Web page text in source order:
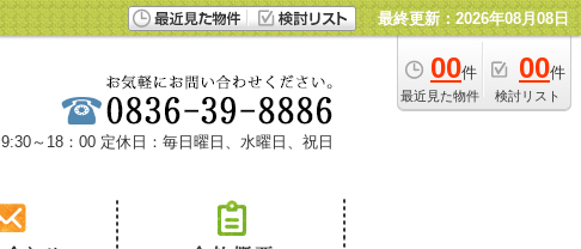
最終更新：2026年08月08日
00件
最近見た物件
00件
検討リスト
～18：00 定休日：毎日曜日、水曜日、祝日